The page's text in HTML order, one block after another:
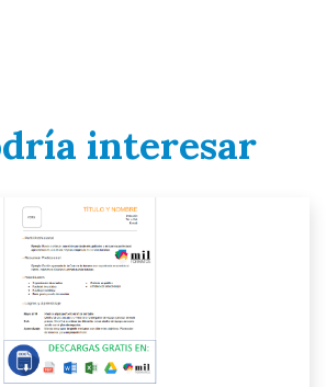
interesar